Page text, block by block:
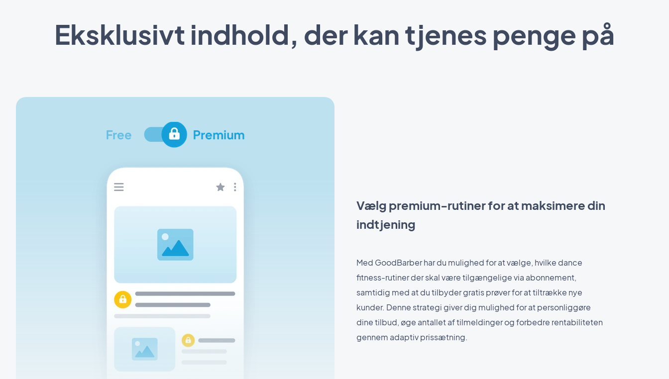
Eksklusivt indhold, der kan tjenes penge på
Vælg premium-rutiner for at maksimere din
indtjening
Med GoodBarber har du mulighed for at vælge, hvilke dance
fitness-rutiner der skal være tilgængelige via abonnement,
samtidig med at du tilbyder gratis prøver for at tiltrække nye
kunder. Denne strategi giver dig mulighed for at personliggøre
dine tilbud, øge antallet af tilmeldinger og forbedre rentabiliteten
gennem adaptiv prissætning.